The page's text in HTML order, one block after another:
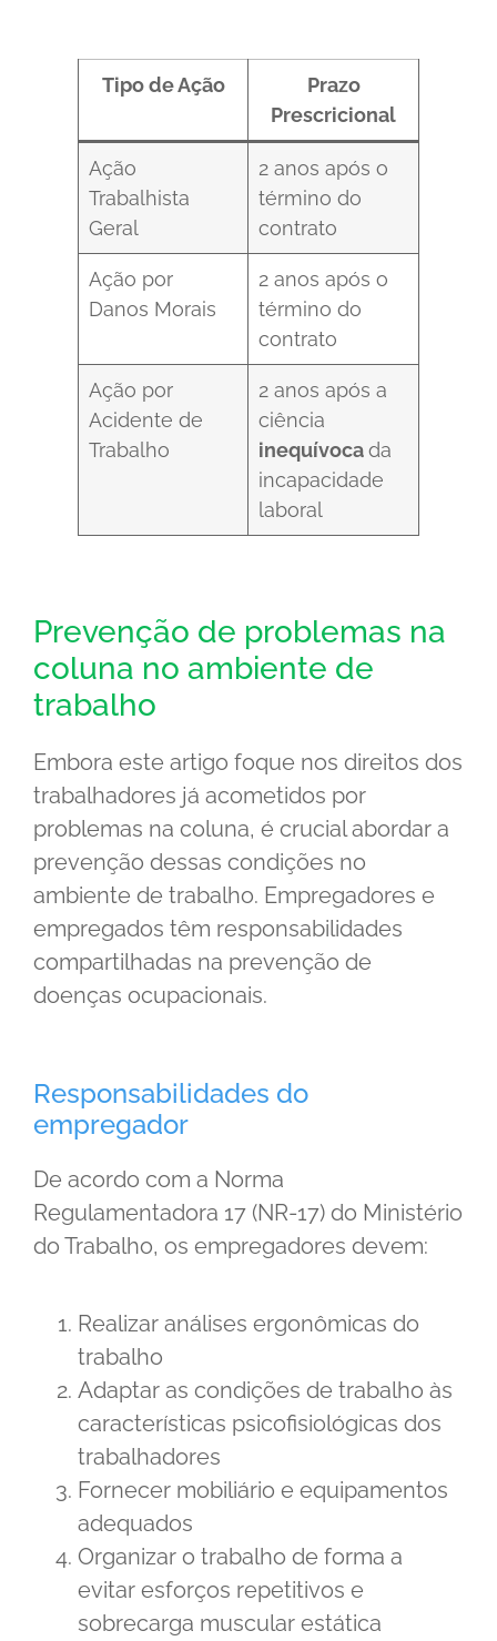
Tipo de Ação
Prazo
Prescricional
Ação
Trabalhista
Geral
2 anos após o
término do
contrato
Ação por
Danos Morais
2 anos após o
término do
contrato
Ação por
Acidente de
Trabalho
2 anos após a
ciência
inequívocada
incapacidade
laboral
Prevenção de problemas na
coluna no ambiente de
trabalho
Embora este artigo foque nos direitos dos
trabalhadores já acometidos por
problemas na coluna, é crucial abordar a
prevenção dessas condições no
ambiente de trabalho. Empregadores e
empregados têm responsabilidades
compartilhadas na prevenção de
doenças ocupacionais.
Responsabilidades do
empregador
De acordo com a Norma
Regulamentadora 17 (NR-17) do Ministério
do Trabalho, os empregadores devem:
Realizar análises ergonômicas do
trabalho
Adaptar as condições de trabalho às
características psicofisiológicas dos
trabalhadores
Fornecer mobiliário e equipamentos
adequados
Organizar o trabalho de forma a
evitar esforços repetitivos e
sobrecarga muscular estática